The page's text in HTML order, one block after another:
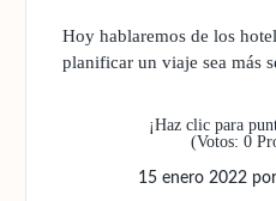
Hoy hablaremos de los
planificar un viaje sea más
¡Haz clic para
(Votos: 0
15 enero 2022 por